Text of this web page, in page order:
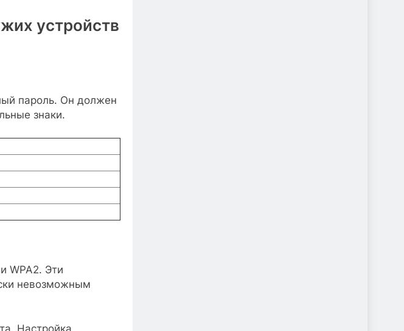
устройств
пароль. Он должен
знаки.
WPA2. Эти
невозможным